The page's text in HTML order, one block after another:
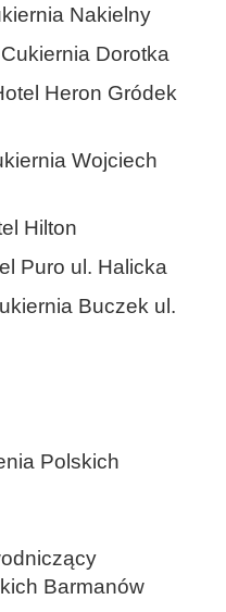
Nakielny
Dorotka
Heron Gródek
Wojciech
Hilton
Puro ul. Halicka
Buczek ul.
Polskich
Barmanów